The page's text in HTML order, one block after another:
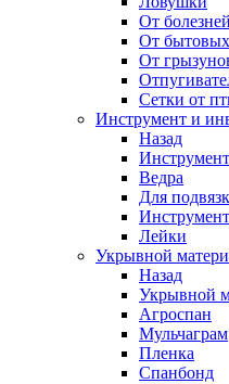
От
От
От
Сетки от
Инструмент и
Назад
Ведра
Для
Лейки
Укрывной
Назад
Укрывной
Агроспан
Мульчаграм
Пленка
Спанбонд